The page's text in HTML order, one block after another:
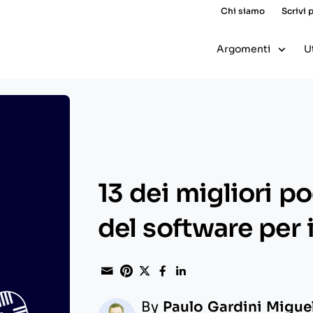
Chi siamo Scrivi
Argomenti
13 dei migliori
del software per
Share through Email
Print this page
Share on Pinterest
Share on Twitter
Share on Facebook
By Paulo Gardini